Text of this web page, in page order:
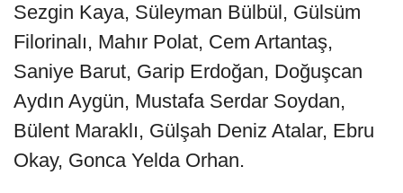
Sezgin Kaya, Süleyman Bülbül, Gülsüm
Filorinalı, Mahır Polat, Cem Artantaş,
Saniye Barut, Garip Erdoğan, Doğuşcan
Aydın Aygün, Mustafa Serdar Soydan,
Bülent Maraklı, Gülşah Deniz Atalar, Ebru
Okay, Gonca Yelda Orhan.